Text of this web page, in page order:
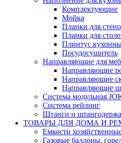
Комплектующие
Мойка
Планки для
Планки для
Плинтус
Посудосушитель
Направляющие для
Направляющие
Направляющие
Направляющие
Система модульная
Система рейлинг
Штанги и
ТОВАРЫ ДЛЯ ДОМА И
Емкости
Газовые баллоны,